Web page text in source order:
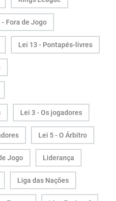
- Fora de Jogo
Lei 13 - Pontapés-livres
Lei 3 - Os jogadores
Lei 5 - O Árbitro
Jogo Liderança
Liga das Nações